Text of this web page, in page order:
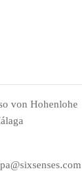
von Hohenlohe